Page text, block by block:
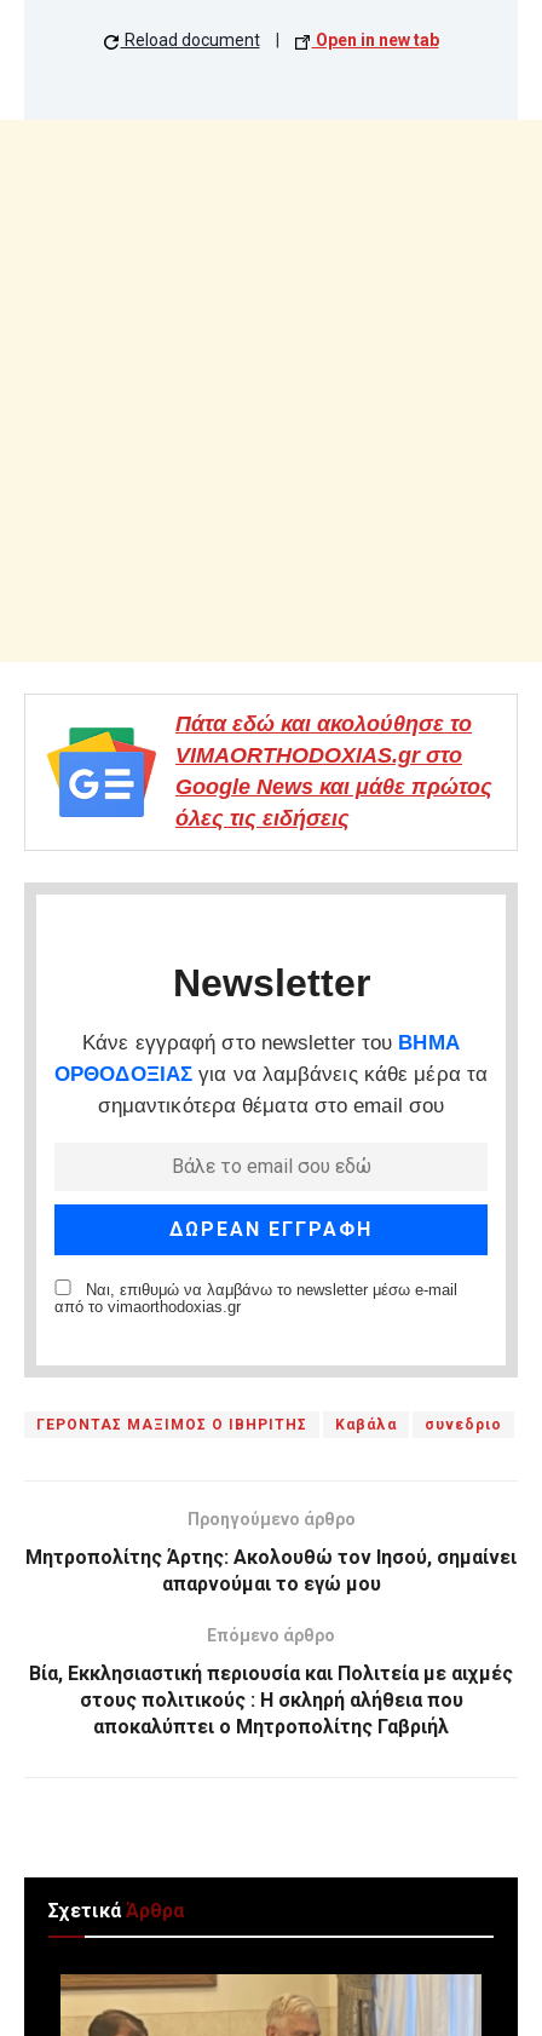
Reload document Open in new tab
Πάτα εδώ και ακολούθησε το
VIMAORTHODOXIAS.gr στο
Google News και μάθε πρώτος
όλες τις ειδήσεις
Newsletter
Κάνε εγγραφή στο newsletter του ΒΗΜΑ
ΟΡΘΟΔΟΞΙΑΣ για να λαμβάνεις κάθε μέρα τα
σημαντικότερα θέματα στο email σου
Ναι, επιθυμώ να λαμβάνω το newsletter μέσω e-mail
από το vimaorthodoxias.gr
ΓΕΡΟΝΤΑΣ ΜΑΞΙΜΟΣ Ο ΙΒΗΡΙΤΗΣ Καβάλα συνεδριο
Προηγούμενο άρθρο
Μητροπολίτης Άρτης: Ακολουθώ τον Ιησού, σημαίνει
απαρνούμαι το εγώ μου
Επόμενο άρθρο
Βία, Εκκλησιαστική περιουσία και Πολιτεία με αιχμές
στους πολιτικούς : Η σκληρή αλήθεια που
αποκαλύπτει ο Μητροπολίτης Γαβριήλ
ΣχετικάΆρθρα